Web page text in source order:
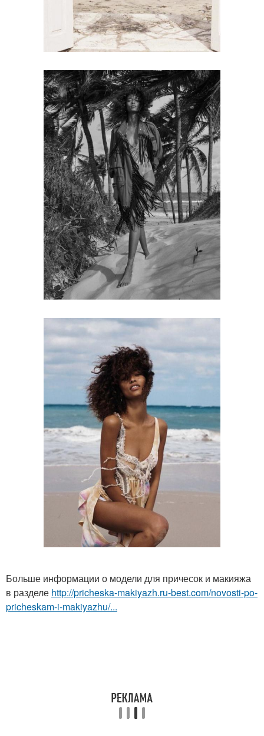
Больше информации о модели для причесок и макияжа
в разделе http://pricheska-makiyazh.ru-best.com/novosti-po-
pricheskam-i-makiyazhu/...